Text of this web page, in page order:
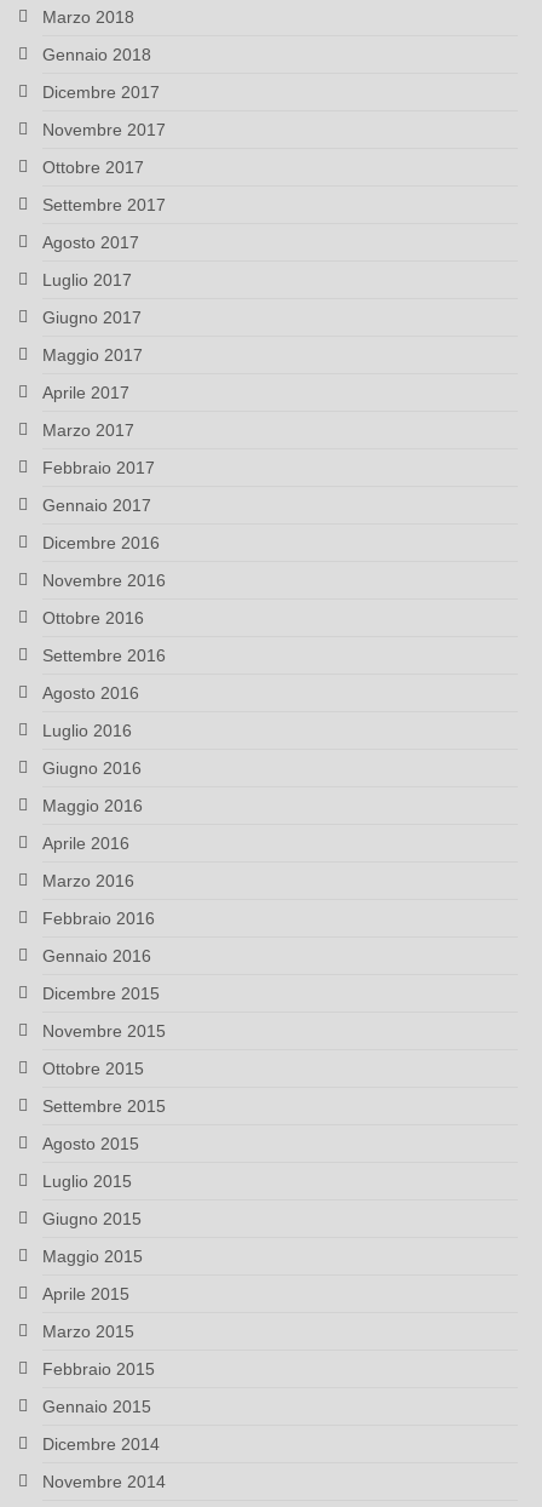
Marzo 2018
Gennaio 2018
Dicembre 2017
Novembre 2017
Ottobre 2017
Settembre 2017
Agosto 2017
Luglio 2017
Giugno 2017
Maggio 2017
Aprile 2017
Marzo 2017
Febbraio 2017
Gennaio 2017
Dicembre 2016
Novembre 2016
Ottobre 2016
Settembre 2016
Agosto 2016
Luglio 2016
Giugno 2016
Maggio 2016
Aprile 2016
Marzo 2016
Febbraio 2016
Gennaio 2016
Dicembre 2015
Novembre 2015
Ottobre 2015
Settembre 2015
Agosto 2015
Luglio 2015
Giugno 2015
Maggio 2015
Aprile 2015
Marzo 2015
Febbraio 2015
Gennaio 2015
Dicembre 2014
Novembre 2014